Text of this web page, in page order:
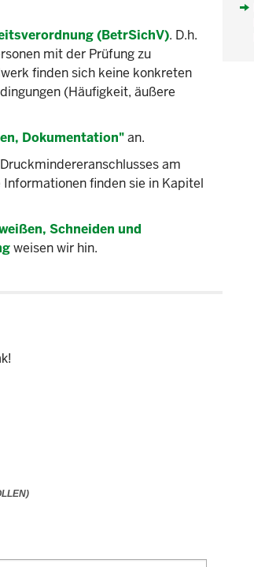
(BetrSichV). D.h.
mit der Prüfung zu
finden sich keine konkreten
(Häufigkeit, äußere
Dokumentation"an.
am
finden sie in Kapitel
Schneiden und
weisen wir hin.